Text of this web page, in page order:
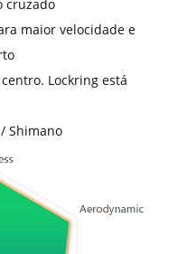
cruzado
maior velocidade e
Lockring está
Shimano